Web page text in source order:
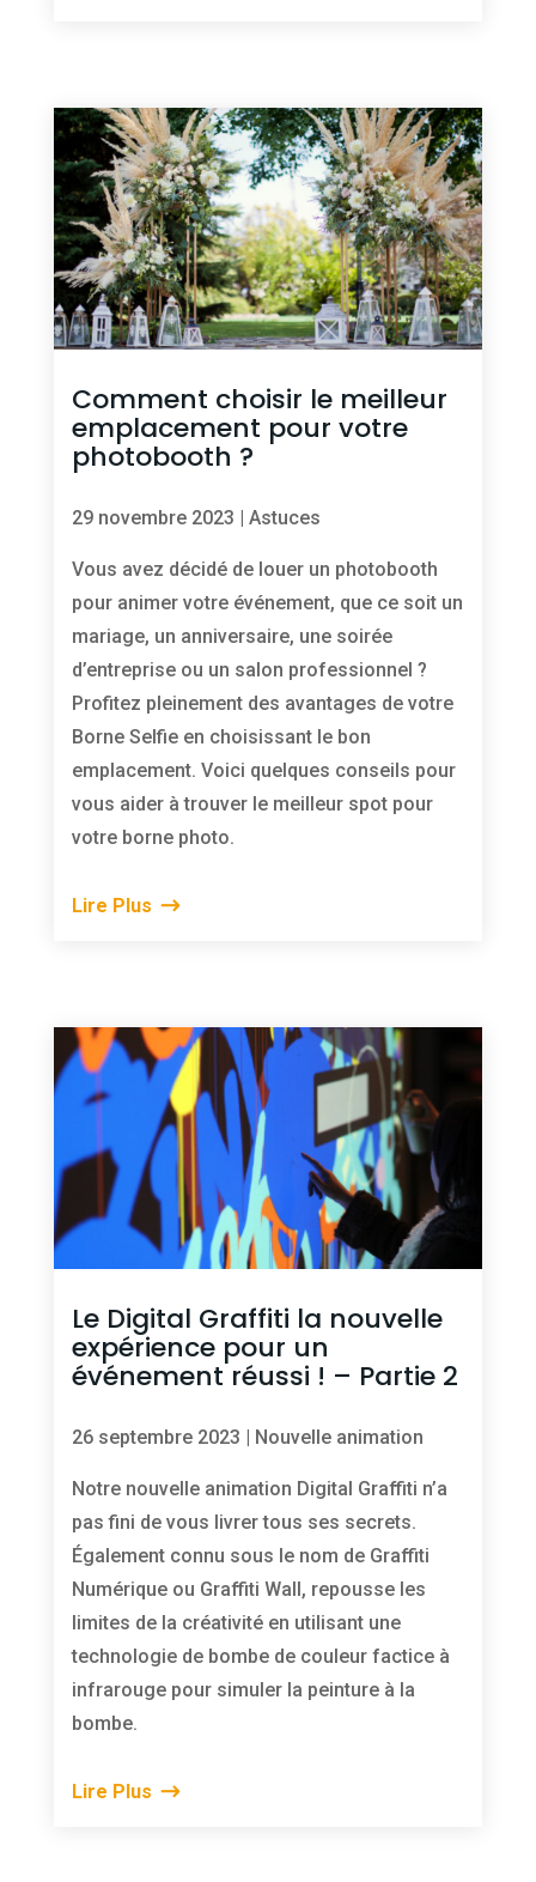
Comment choisir le meilleur
emplacement pour votre
photobooth ?
29 novembre 2023 | Astuces
Vous avez décidé de louer un photobooth
pour animer votre événement, que ce soit un
mariage, un anniversaire, une soirée
d’entreprise ou un salon professionnel ?
Profitez pleinement des avantages de votre
Borne Selfie en choisissant le bon
emplacement. Voici quelques conseils pour
vous aider à trouver le meilleur spot pour
votre borne photo.
Lire Plus
Le Digital Graffiti la nouvelle
expérience pour un
événement réussi ! – Partie 2
26 septembre 2023 | Nouvelle animation
Notre nouvelle animation Digital Graffiti n’a
pas fini de vous livrer tous ses secrets.
Également connu sous le nom de Graffiti
Numérique ou Graffiti Wall, repousse les
limites de la créativité en utilisant une
technologie de bombe de couleur factice à
infrarouge pour simuler la peinture à la
bombe.
Lire Plus